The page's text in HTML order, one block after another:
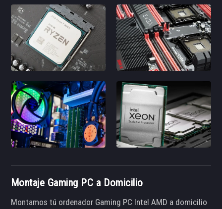
Montaje Gaming PC a Domicilio
Montamos tú ordenador Gaming PC Intel AMD a domicilio